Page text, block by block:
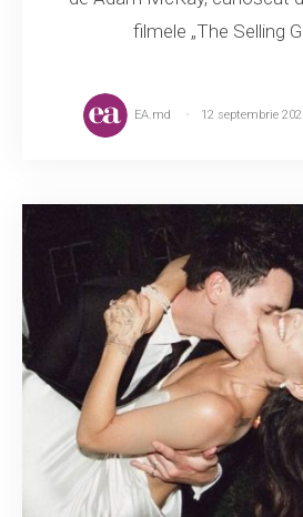
filmele „The Selling
EA.md 12 septembrie